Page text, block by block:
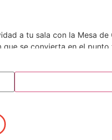
a tu sala con la Mesa
se convierta en el